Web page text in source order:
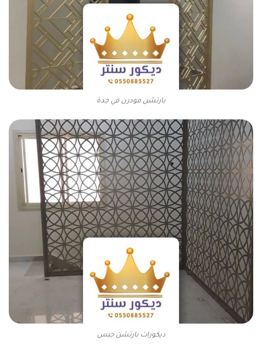
بارتشن مودرن في جدة
ديكورات بارتشن جبس